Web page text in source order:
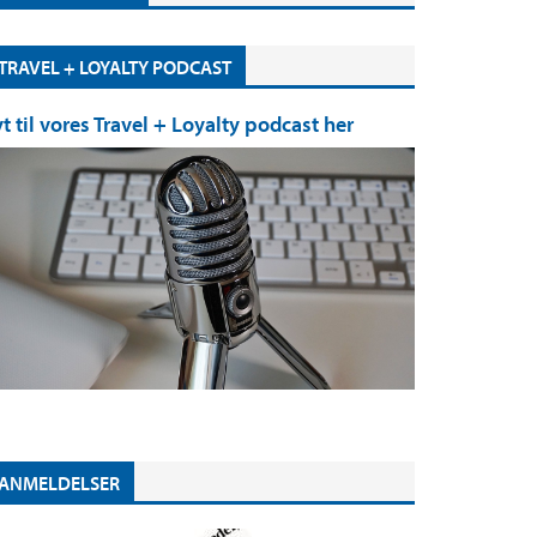
+ LOYALTY PODCAST
til vores Travel + Loyalty podcast her